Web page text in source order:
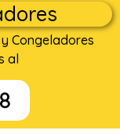
Congeladores
al